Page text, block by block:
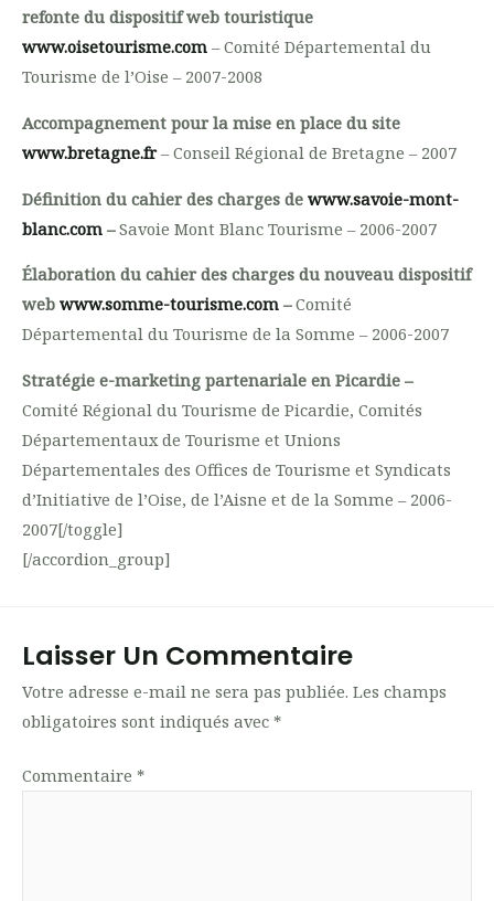
refonte du dispositif web touristique
www.oisetourisme.com – Comité Départemental du
Tourisme de l’Oise – 2007-2008
Accompagnement pour la mise en place du site
www.bretagne.fr– Conseil Régional de Bretagne – 2007
Définition du cahier des charges de www.savoie-mont-
blanc.com –Savoie Mont Blanc Tourisme – 2006-2007
Élaboration du cahier des charges du nouveau dispositif
web www.somme-tourisme.com –Comité
Départemental du Tourisme de la Somme – 2006-2007
Stratégie e-marketing partenariale en Picardie –
Comité Régional du Tourisme de Picardie, Comités
Départementaux de Tourisme et Unions
Départementales des Offices de Tourisme et Syndicats
d’Initiative de l’Oise, de l’Aisne et de la Somme – 2006-
2007[/toggle]
[/accordion_group]
Laisser Un Commentaire
Votre adresse e-mail ne sera pas publiée. Les champs
obligatoires sont indiqués avec *
Commentaire *